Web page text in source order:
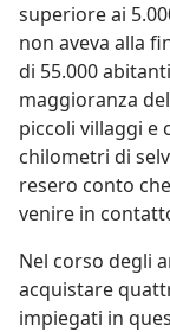
superiore ai
non aveva alla
di 55.000
maggioranza
piccoli villaggi e
chilometri di
resero conto
venire in
Nel corso degli
acquistare
impiegati in